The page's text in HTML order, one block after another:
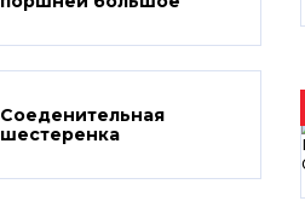
Соеденительная
шестеренка